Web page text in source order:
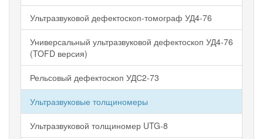
Ультразвуковой дефектоскоп-томограф УД4-76
Универсальный ультразвуковой дефектоскоп УД4-76
(TOFD версия)
Рельсовый дефектоскоп УДС2-73
Ультразвуковые толщиномеры
Ультразвуковой толщиномер UTG-8